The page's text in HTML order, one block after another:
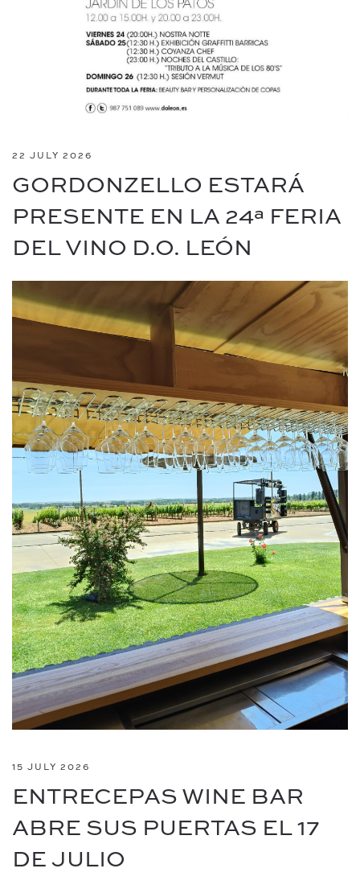
22 JULY 2026
GORDONZELLO ESTARÁ
PRESENTE EN LA 24ª FERIA
DEL VINO D.O. LEÓN
15 JULY 2026
ENTRECEPAS WINE BAR
ABRE SUS PUERTAS EL 17
DE JULIO